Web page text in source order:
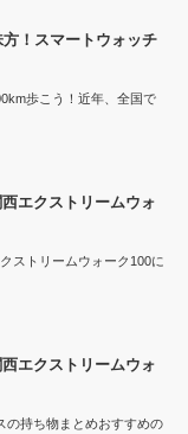
！スマートウォッチ
歩こう！近年、全国で
エクストリームウォ
ストリームウォーク100に
エクストリームウォ
の持ち物まとめおすすめの